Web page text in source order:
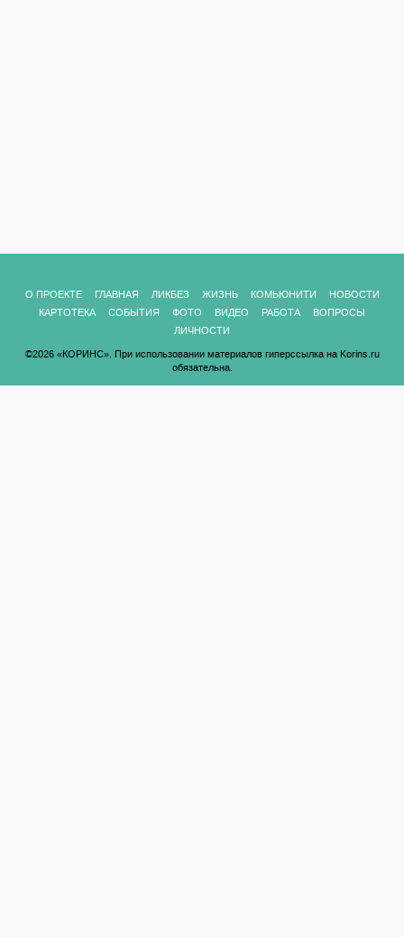
О ПРОЕКТЕ ГЛАВНАЯ ЛИКБЕЗ ЖИЗНЬ КОМЬЮНИТИ
НОВОСТИ
КАРТОТЕКА
СОБЫТИЯ ФОТО ВИДЕО РАБОТА
ВОПРОСЫ
ЛИЧНОСТИ
©2026 «КОРИНС». При использовании материалов гиперссылка на Korins.ru
обязательна.